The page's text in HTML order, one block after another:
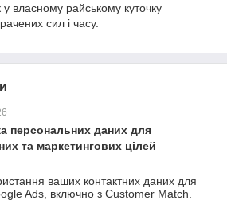
у власному райському куточку
сил і часу.
персональних даних для
та маркетингових цілей
ваших контактних даних для
Ads, включно з Customer Match.